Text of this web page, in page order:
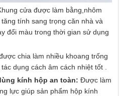
cửa được làm bằng,nhôm
tính sang trọng căn nhà và
đổi màu trong thời gian sử dụng
chia làm nhiều khoang trống
dụng cách âm cách nhiệt tốt .
kính hộp an toàn: Được làm
lực giúp sản phẩm hộp kính